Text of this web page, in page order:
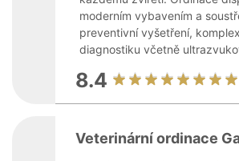
moderním vybavením a
preventivní vyšetření,
diagnostiku včetně
8.4
Veterinární ordinace